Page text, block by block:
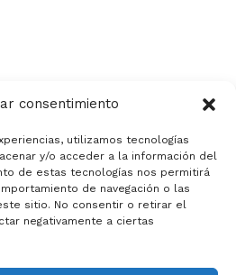
consentimiento
utilizamos tecnologías
y/o acceder a la información del
de estas tecnologías nos permitirá
de navegación o las
sitio. No consentir o retirar el
negativamente a ciertas